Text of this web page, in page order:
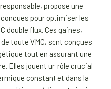
propose une
pour optimiser les
double flux. Ces gaines,
toute VMC, sont conçues
tout en assurant une
Elles jouent un rôle crucial
constant et dans la